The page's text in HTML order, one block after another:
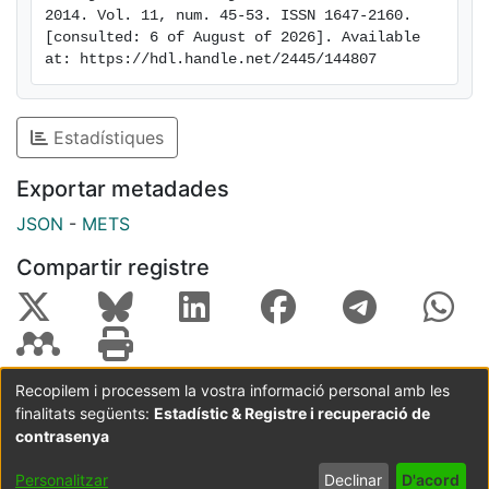
sugerem que o Questionário de Saúde Mental Positiva
é um instrumento fiável e de fácil utilização em
evidência para a fidelidade, validade de conteúdo, e
validade de critério do instrumento.
2014. Vol. 11, num. 45-53. ISSN 1647-2160.
[consulted: 6 of August of 2026]. Available
at: https://hdl.handle.net/2445/144807
Estadístiques
Exportar metadades
JSON - METS
Compartir registre
Coordinació:CRAI UB Avís legal
Metadades
subjectes a:
Configuració
Recopilem i processem la vostra informació personal amb les
finalitats següents: Estadístic & Registre i recuperació de
contrasenya
Personalitzar Declinar D'acord